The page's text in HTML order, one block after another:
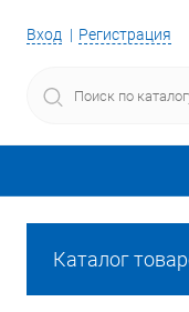
Вход Регистрация
Каталог